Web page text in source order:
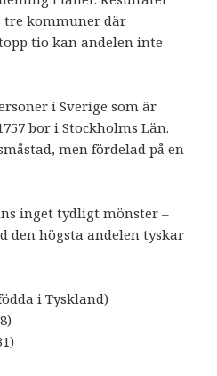
tre kommuner där
tio kan andelen inte
i Sverige som är
bor i Stockholms Län.
men fördelad på en
inget tydligt mönster –
den högsta andelen tyskar
i Tyskland)